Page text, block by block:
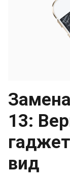
13:
вид